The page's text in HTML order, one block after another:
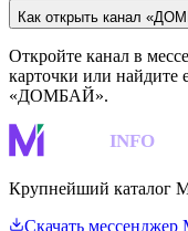
Как открыть канал
Откройте канал в
карточки или найдите
«ДОМБАЙ».
INFO
Крупнейший каталог
Скачать мессенджер